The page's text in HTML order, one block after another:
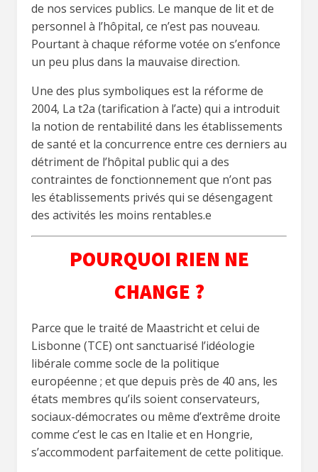
de nos services publics. Le manque de lit et de
personnel à l’hôpital, ce n’est pas nouveau.
Pourtant à chaque réforme votée on s’enfonce
un peu plus dans la mauvaise direction.
Une des plus symboliques est la réforme de
2004, La t2a (tarification à l’acte) qui a introduit
la notion de rentabilité dans les établissements
de santé et la concurrence entre ces derniers au
détriment de l’hôpital public qui a des
contraintes de fonctionnement que n’ont pas
les établissements privés qui se désengagent
des activités les moins rentables.e
POURQUOI RIEN NE
CHANGE ?
Parce que le traité de Maastricht et celui de
Lisbonne (TCE) ont sanctuarisé l’idéologie
libérale comme socle de la politique
européenne ; et que depuis près de 40 ans, les
états membres qu’ils soient conservateurs,
sociaux-démocrates ou même d’extrême droite
comme c’est le cas en Italie et en Hongrie,
s’accommodent parfaitement de cette politique.